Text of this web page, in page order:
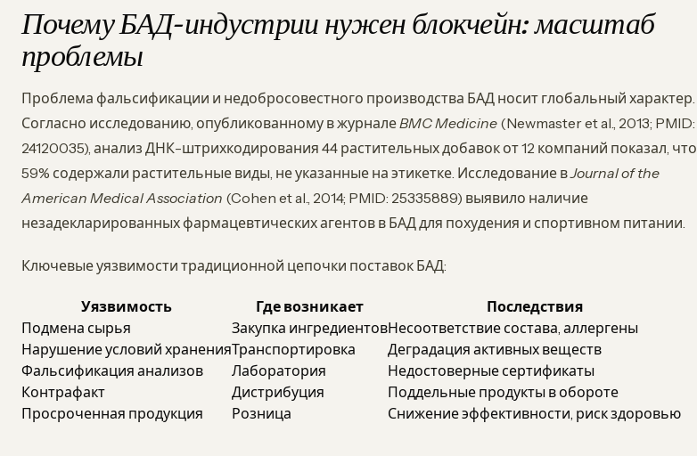
Почему БАД-индустрии нужен блокчейн: масштаб
проблемы
Проблема фальсификации и недобросовестного производства БАД носит глобальный характер.
Согласно исследованию, опубликованному в журналеBMC Medicine (Newmaster et al., 2013; PMID:
24120035), анализ ДНК-штрихкодирования 44 растительных добавок от 12 компаний показал, что
59% содержали растительные виды, не указанные на этикетке. Исследование вJournal of the
American Medical Association (Cohen et al., 2014; PMID: 25335889) выявило наличие
незадекларированных фармацевтических агентов в БАД для похудения и спортивном питании.
Ключевые уязвимости традиционной цепочки поставок БАД:
Уязвимость Где возникает
Последствия
Подмена сырья
Закупка ингредиентовНесоответствие состава, аллергены
Нарушение условий храненияТранспортировка
Деградация активных веществ
Фальсификация анализов
Лаборатория
Недостоверные сертификаты
Контрафакт
Дистрибуция
Поддельные продукты в обороте
Просроченная продукция
Розница Снижение эффективности, риск здоровью